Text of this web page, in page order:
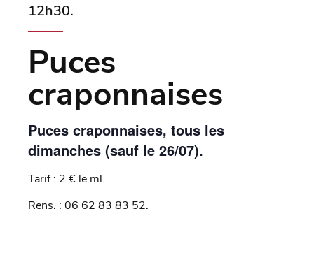
12h30.
Puces
craponnaises
Puces craponnaises, tous les
dimanches (sauf le 26/07).
Tarif : 2 € le ml.
Rens. : 06 62 83 83 52.